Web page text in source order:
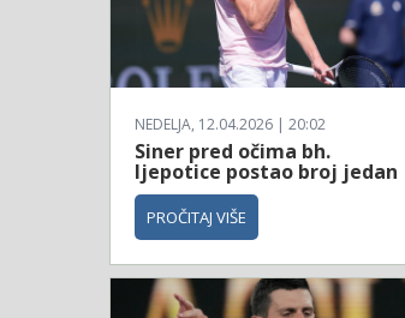
NEDELJA, 12.04.2026 | 20:02
Siner pred očima bh.
ljepotice postao broj jedan
PROČITAJ VIŠE